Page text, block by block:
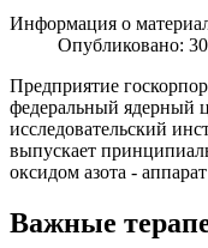
Информация о
Опубликовано:
Предприятие
федеральный ядерный
исследовательский
выпускает
оксидом азота -
Важные